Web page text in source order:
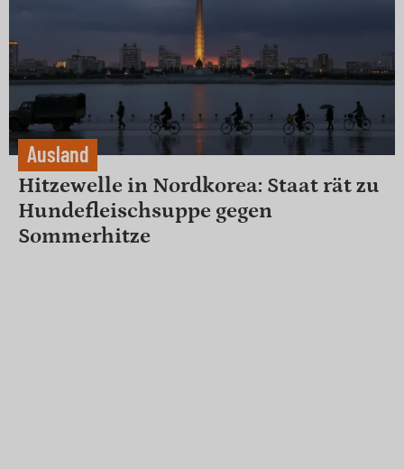
Ausland
Hitzewelle in Nordkorea: Staat rät zu
Hundefleischsuppe gegen
Sommerhitze